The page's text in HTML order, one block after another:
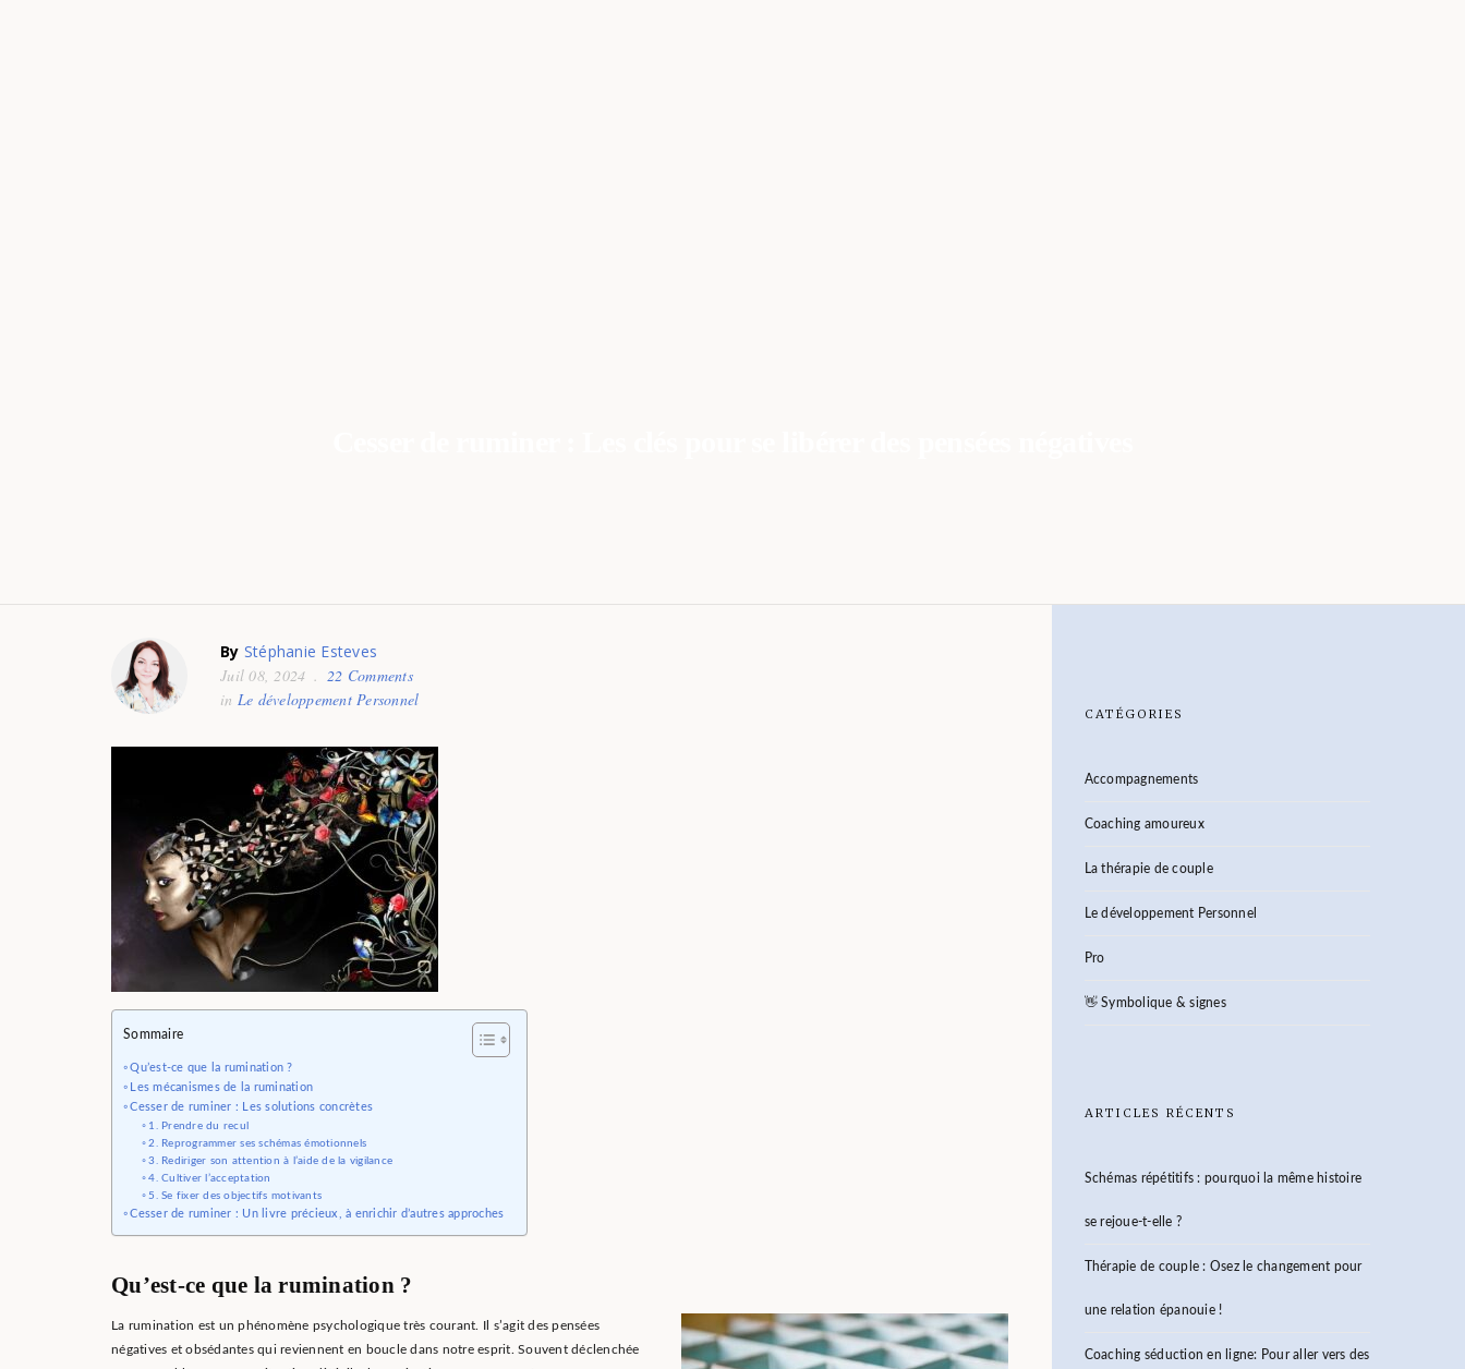
By Stéphanie Esteves
Juil 08, 2024
22 Comments
in Le développement Personnel
Sommaire
Qu’est-ce que la rumination ?
Les mécanismes de la rumination
Cesser de ruminer : Les solutions concrètes
1. Prendre du recul
2. Reprogrammer ses schémas émotionnels
3. Rediriger son attention à l’aide de la vigilance
4. Cultiver l’acceptation
5. Se fixer des objectifs motivants
Cesser de ruminer : Un livre précieux, à enrichir d’autres approches
Qu’est-ce que la rumination ?
La rumination est un phénomène psychologique très courant. Il s’agit des pensées
négatives et obsédantes qui reviennent en boucle dans notre esprit. Souvent déclenchée
CATÉGORIES
Accompagnements
Coaching amoureux
La thérapie de couple
Le développement Personnel
Pro
👋 Symbolique & signes
ARTICLES RÉCENTS
Schémas répétitifs : pourquoi la même histoire
se rejoue-t-elle ?
Thérapie de couple : Osez le changement pour
une relation épanouie !
Coaching séduction en ligne: Pour aller vers des